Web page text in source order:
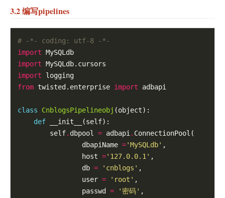
3.2 编写pipelines
# -*- coding: utf-8 -*-
import
import
import
from twisted.enterprise import adbapi
class CnblogsPipelineobj (object):
def __init__(self):
        self
. dbpool = adbapi . ConnectionPool(
                dbapiName
='MySQLdb' ,
                host
='127.0.0.1' ,
                db
= 'cnblogs' ,
                user
= 'root' ,
                passwd
= '密码' ,